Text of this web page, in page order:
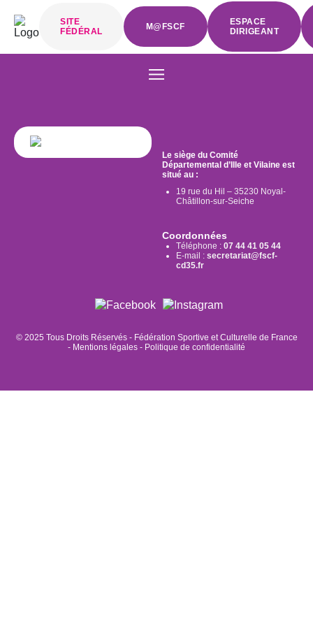
SITE
FÉDÉRAL
M@FSCF
ESPACE
DIRIGEANT
Le siège du Comité
Départemental d’Ille et Vilaine est
situé au :
19 rue du Hil – 35230 Noyal-
Châtillon-sur-Seiche
Coordonnées
Téléphone : 07 44 41 05 44
E-mail : secretariat@fscf-
cd35.fr
© 2025 Tous Droits Réservés - Fédération Sportive et Culturelle de France
- Mentions légales - Politique de confidentialité